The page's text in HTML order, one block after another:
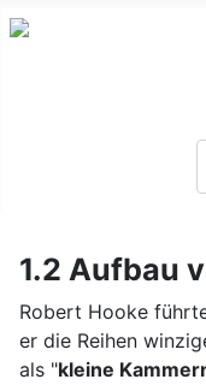
1.2 Aufbau
Robert Hooke
er die Reihen
als "kleine